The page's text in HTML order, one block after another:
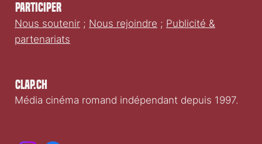
Clap.ch
Média cinéma romand indépendant depuis 1997.
Participer
Nous soutenir ; Nous rejoindre ; Publicité &
partenariats